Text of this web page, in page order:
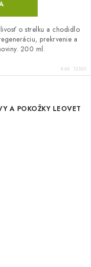
o strelku a chodidlo
prekrvenie a
200 ml.
Kód: 12520
A POKOŽKY LEOVET